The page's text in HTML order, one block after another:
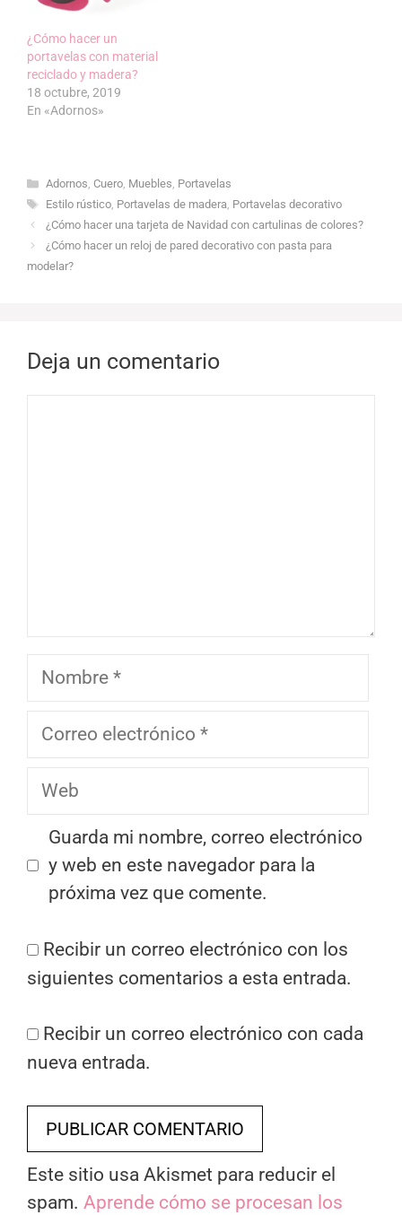
¿Cómo hacer un
portavelas con material
reciclado y madera?
18 octubre, 2019
En «Adornos»
Categorías
Adornos, Cuero, Muebles, Portavelas
Etiquetas
Estilo rústico, Portavelas de madera, Portavelas decorativo
¿Cómo hacer una tarjeta de Navidad con cartulinas de colores?
¿Cómo hacer un reloj de pared decorativo con pasta para
modelar?
Deja un comentario
Nombre
Correo
Web
Guarda mi nombre, correo electrónico
y web en este navegador para la
próxima vez que comente.
Recibir un correo electrónico con los
siguientes comentarios a esta entrada.
Recibir un correo electrónico con cada
nueva entrada.
Este sitio usa Akismet para reducir el
spam. Aprende cómo se procesan los